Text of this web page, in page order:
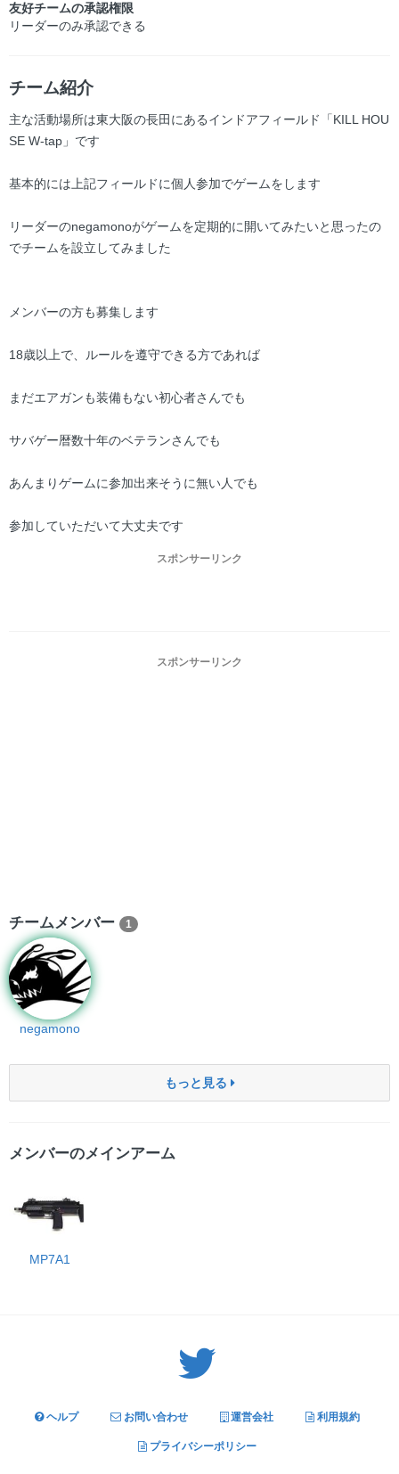
友好チームの承認権限
リーダーのみ承認できる
チーム紹介
主な活動場所は東大阪の長田にあるインドアフィールド「KILL HOU
SE W-tap」です
基本的には上記フィールドに個人参加でゲームをします
リーダーのnegamonoがゲームを定期的に開いてみたいと思ったの
でチームを設立してみました
メンバーの方も募集します
18歳以上で、ルールを遵守できる方であれば
まだエアガンも装備もない初心者さんでも
サバゲー暦数十年のベテランさんでも
あんまりゲームに参加出来そうに無い人でも
参加していただいて大丈夫です
スポンサーリンク
スポンサーリンク
チームメンバー 1
negamono
もっと見る
メンバーのメインアーム
MP7A1
ヘルプ お問い合わせ 運営会社 利用規約
プライバシーポリシー